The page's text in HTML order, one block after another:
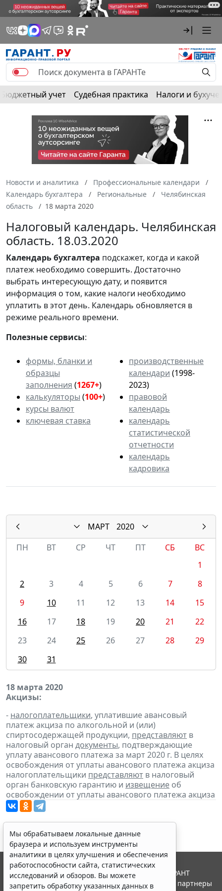
Бюджетный учет Судебная практика Налоги и
Новости и аналитика
Профессиональные календари
Календарь бухгалтера
Региональные
Челябинская
область
18 марта 2020
Налоговый календарь. Челябинская
область. 18.03.2020
Календарьбухгалтера подскажет, когда и какой
платеж необходимо совершить. Достаточно
выбрать интересующую дату, и появится
информация о том, какие налоги необходимо
уплатить в этот день. Календарь обновляется в
режиме реального времени.
Полезные сервисы:
формы, бланки и
образцы
заполнения (1267+)
калькуляторы (100+)
курсы валют
ключевая ставка
производственные
календари (1998-
2023)
правовой
календарь
календарь
статистической
отчетности
календарь
кадровика
МАРТ
2020
ПН
ВТ СР ЧТ ПТ СБ
ВС
1
2
3 4 5 6 7
8
9
10 11 12 13 14
15
16
17 18 19 20 21
22
23
24 25 26 27 28
29
30
31
18 марта 2020
Акцизы:
- налогоплательщики, уплатившие авансовый
платеж акциза по алкогольной и (или)
спиртосодержащей продукции, представляют в
налоговый орган документы, подтверждающие
уплату авансового платежа за март 2020 г. В целях
освобождения от уплаты авансового платежа акциза
налогоплательщики представляют в налоговый
орган банковскую гарантию и извещение об
освобождении от уплаты авансового платежа акциза
Мы обрабатываем локальные данные
браузера и используем инструменты
аналитики в целях улучшения и обеспечения
работоспособности сайта, статистических
исследований и обзоров. Вы можете
запретить обработку указанных данных в
© ООО "НПП "ГАРАНТ-СЕРВИС", 2026. Система ГАРАНТ
выпускается с 1990 года. Компания "Гарант" и ее партнеры